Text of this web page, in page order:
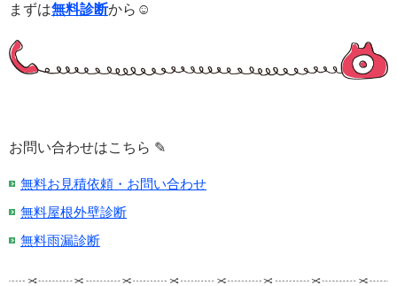
まずは無料診断から☺
お問い合わせはこちら ✎
無料お見積依頼・お問い合わせ
無料屋根外壁診断
無料雨漏診断